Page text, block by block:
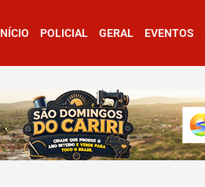
POLICIAL GERAL EVENTOS